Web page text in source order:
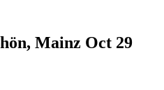
Mainz Oct 29